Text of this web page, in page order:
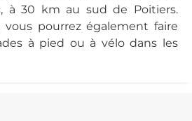
à 30 km au sud de Poitiers.
pourrez également faire
à pied ou à vélo dans les